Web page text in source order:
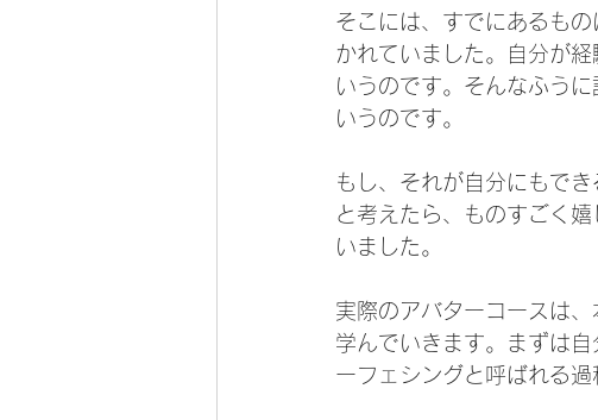
そこには、すでにあるも
かれていました。自分が
いうのです。そんなふう
いうのです。
もし、それが自分にもでき
と考えたら、ものすごく
いました。
実際のアバターコースは
学んでいきます。まずは
ーフェシングと呼ばれる